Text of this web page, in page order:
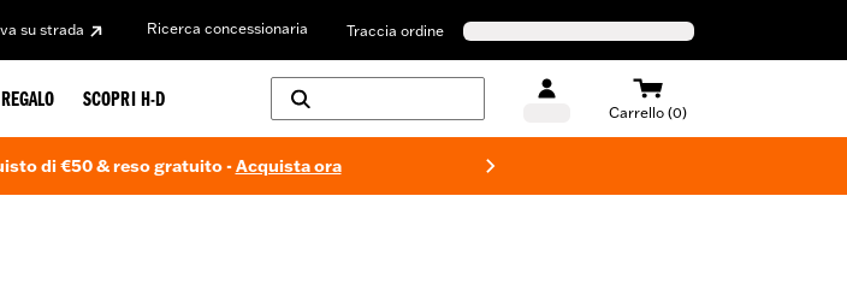
su strada Ricerca concessionaria Traccia ordine
SCOPRI H-D
Carrello (0)
di €50 & reso gratuito -Acquista ora